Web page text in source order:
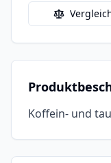
Koffein- und